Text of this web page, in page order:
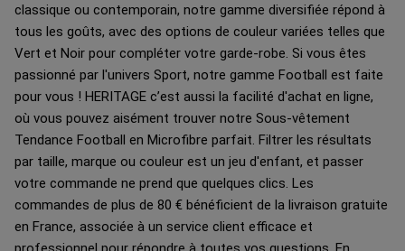
classique ou contemporain, notre gamme diversifiée répond à
tous les goûts, avec des options de couleur variées telles que
Vert et Noir pour compléter votre garde-robe. Si vous êtes
passionné par l'univers Sport, notre gamme Football est faite
pour vous ! HERITAGE c’est aussi la facilité d'achat en ligne,
où vous pouvez aisément trouver notre Sous-vêtement
Tendance Football en Microfibre parfait. Filtrer les résultats
par taille, marque ou couleur est un jeu d'enfant, et passer
votre commande ne prend que quelques clics. Les
commandes de plus de 80 € bénéficient de la livraison gratuite
en France, associée à un service client efficace et